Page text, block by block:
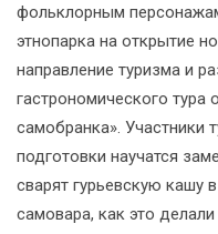
фольклорным
этнопарка на открытие
направление туризма и
гастрономического
самобранка». Участники
подготовки научатся
сварят гурьевскую кашу
самовара, как это